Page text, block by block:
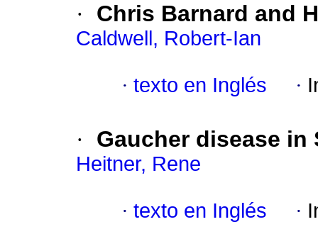
· Chris Barnard and
Caldwell, Robert-Ian
· texto en Inglés ·
· Gaucher disease in
Heitner, Rene
· texto en Inglés ·